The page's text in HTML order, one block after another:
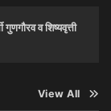
गुणगौरव व शिष्यवृत्ती
View All